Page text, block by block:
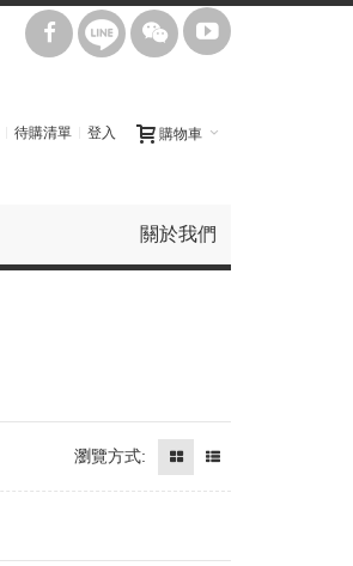
購物車
待購清單 登入
關於我們
瀏覽方式: